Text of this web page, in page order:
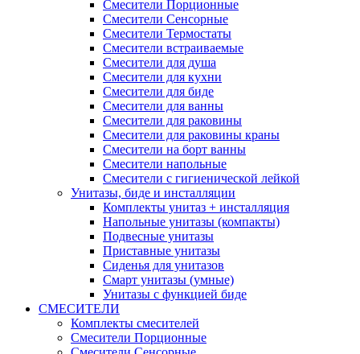
Смесители Порционные
Смесители Сенсорные
Смесители Термостаты
Смесители встраиваемые
Смесители для душа
Смесители для кухни
Смесители для биде
Смесители для ванны
Смесители для раковины
Смесители для раковины краны
Смесители на борт ванны
Смесители напольные
Смесители с гигиенической лейкой
Унитазы, биде и инсталляции
Комплекты унитаз + инсталляция
Напольные унитазы (компакты)
Подвесные унитазы
Приставные унитазы
Сиденья для унитазов
Смарт унитазы (умные)
Унитазы с функцией биде
СМЕСИТЕЛИ
Комплекты смесителей
Смесители Порционные